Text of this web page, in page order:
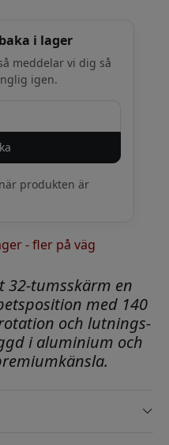
i lager
meddelar vi dig så
igen.
produkten är
- fler på väg
32-tumsskärm en
med 140
och lutnings-
i aluminium och